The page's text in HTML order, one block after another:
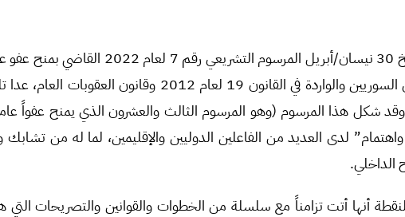
أصدر بشار الأسد بتاريخ 30 نيسان/أبريل المرسوم
الإرهابية” المرتكبة من السوريين والواردة في القانون 19 لعام 2012
شكل هذا المرسوم (وهو المرسوم الثالث والعشرون الذي يمنح عفواً
واهتمام” لدى العديد من الفاعلين الدوليين والإقليمين، لما له من
الداخلي.
أنها أتت تزامناً مع سلسلة من الخطوات والقوانين والتصريحات